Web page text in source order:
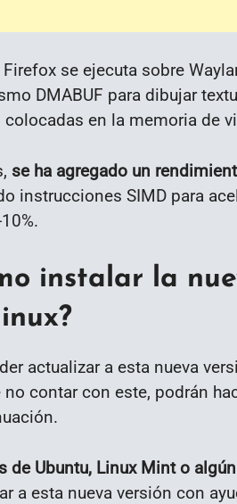
Firefox se ejecuta sobre
DMABUF para dibujar
colocadas en la memoria de
se ha agregado un
instrucciones SIMD para
instalar la
actualizar a esta nueva
no contar con este, podrán
de Ubuntu, Linux Mint o
a esta nueva versión con